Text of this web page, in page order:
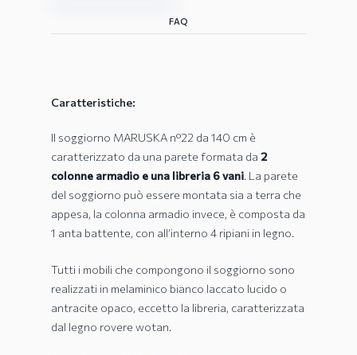
FAQ
Caratteristiche:
Il soggiorno MARUSKA n°22 da 140 cm è
caratterizzato da una parete formata da 2
colonne armadio e una libreria 6 vani. La parete
del soggiorno può essere montata sia a terra che
appesa, la colonna armadio invece, è composta da
1 anta battente, con all’interno 4 ripiani in legno.
Tutti i mobili che compongono il soggiorno sono
realizzati in melaminico bianco laccato lucido o
antracite opaco, eccetto la libreria, caratterizzata
dal legno rovere wotan.